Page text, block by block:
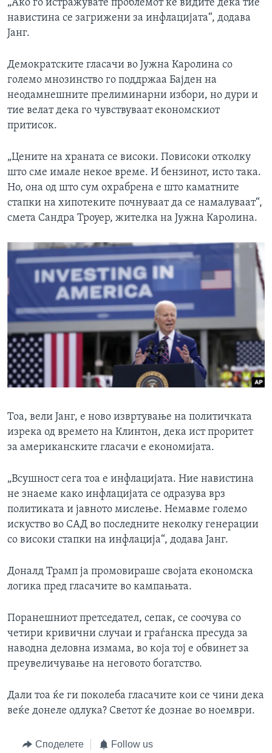
„Ако го истражувате проблемот ќе видите дека тие
навистина се загрижени за инфлацијата“, додава
Јанг.
Демократските гласачи во Јужна Каролина со
големо мнозинство го поддржаа Бајден на
неодамнешните прелиминарни избори, но дури и
тие велат дека го чувствуваат економскиот
притисок.
„Цените на храната се високи. Повисоки отколку
што сме имале некое време. И бензинот, исто така.
Но, она од што сум охрабрена е што каматните
стапки на хипотеките почнуваат да се намалуваат“,
смета Сандра Троуер, жителка на Јужна Каролина.
Тоа, вели Јанг, е ново извртување на политичката
изрека од времето на Клинтон, дека ист проритет
за американските гласачи е економијата.
„Всушност сега тоа е инфлацијата. Ние навистина
не знаеме како инфлацијата се одразува врз
политиката и јавното мислење. Немавме големо
искуство во САД во последните неколку генерации
со високи стапки на инфлација“, додава Јанг.
Доналд Трамп ја промовираше својата економска
логика пред гласачите во кампањата.
Поранешниот претседател, сепак, се соочува со
четири кривични случаи и граѓанска пресуда за
наводна деловна измама, во која тој е обвинет за
преувеличување на неговото богатство.
Дали тоа ќе ги поколеба гласачите кои се чини дека
веќе донеле одлука? Светот ќе дознае во ноември.
Споделете Follow us